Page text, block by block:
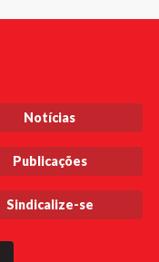
Notícias
Publicações
Sindicalize-se